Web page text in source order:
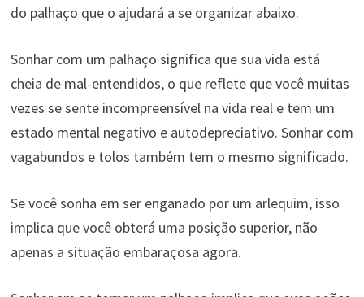
do palhaço que o ajudará a se organizar abaixo.
Sonhar com um palhaço significa que sua vida está
cheia de mal-entendidos, o que reflete que você muitas
vezes se sente incompreensível na vida real e tem um
estado mental negativo e autodepreciativo. Sonhar com
vagabundos e tolos também tem o mesmo significado.
Se você sonha em ser enganado por um arlequim, isso
implica que você obterá uma posição superior, não
apenas a situação embaraçosa agora.